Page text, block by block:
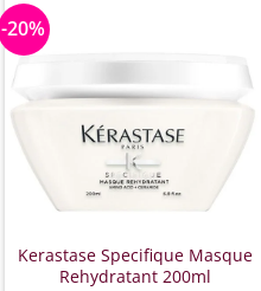
-20%
Kerastase Specifique Masque
Rehydratant 200ml